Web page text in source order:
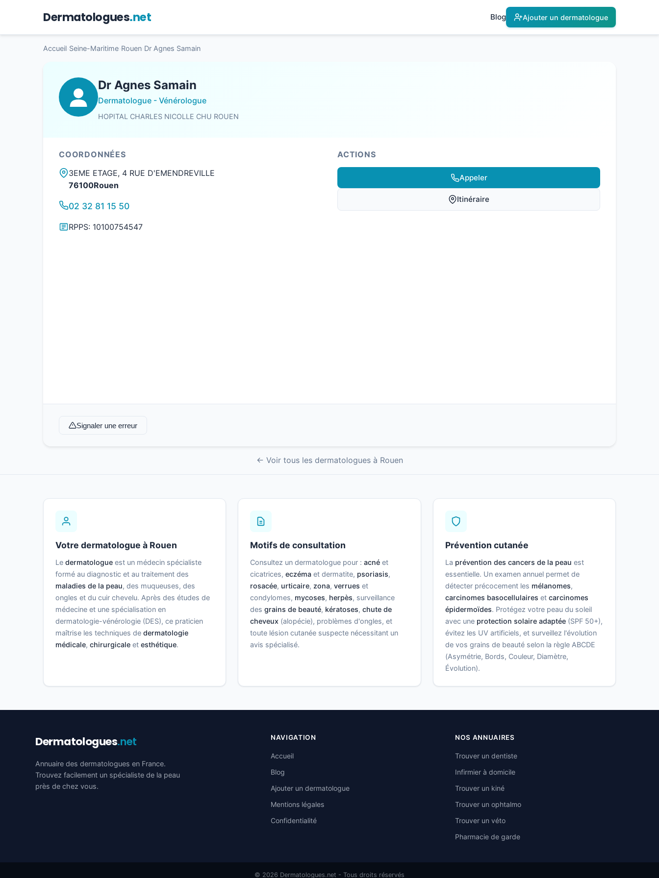
Dermatologues.net Blog Ajouter un dermatologue
Accueil Seine-Maritime Rouen Dr Agnes Samain
Dr Agnes Samain
Dermatologue - Vénérologue
HOPITAL CHARLES NICOLLE CHU ROUEN
COORDONNÉES
3EME ETAGE, 4 RUE D'EMENDREVILLE
76100Rouen
02 32 81 15 50
RPPS: 10100754547
ACTIONS
Appeler
Itinéraire
Signaler une erreur
← Voir tous les dermatologues à Rouen
Votre dermatologue à Rouen
Le dermatologue est un médecin spécialiste
formé au diagnostic et au traitement des
maladies de la peau, des muqueuses, des
ongles et du cuir chevelu. Après des études de
médecine et une spécialisation en
dermatologie-vénérologie (DES), ce praticien
maîtrise les techniques de dermatologie
médicale, chirurgicale et esthétique.
Motifs de consultation
Consultez un dermatologue pour :acné et
cicatrices,eczéma et dermatite, psoriasis,
rosacée, urticaire, zona,verrues et
condylomes, mycoses, herpès, surveillance
desgrains de beauté, kératoses,chute de
cheveux (alopécie), problèmes d'ongles, et
toute lésion cutanée suspecte nécessitant un
avis spécialisé.
Prévention cutanée
La prévention des cancers de la peau est
essentielle. Un examen annuel permet de
détecter précocement les mélanomes,
carcinomes basocellulaires et carcinomes
épidermoïdes. Protégez votre peau du soleil
avec une protection solaire adaptée(SPF 50+),
évitez les UV artificiels, et surveillez l'évolution
de vos grains de beauté selon la règle ABCDE
(Asymétrie, Bords, Couleur, Diamètre,
Évolution).
Dermatologues.net
Annuaire des dermatologues en France.
Trouvez facilement un spécialiste de la peau
près de chez vous.
NAVIGATION
Accueil
Blog
Ajouter un dermatologue
Mentions légales
Confidentialité
NOS ANNUAIRES
Trouver un dentiste
Infirmier à domicile
Trouver un kiné
Trouver un ophtalmo
Trouver un véto
Pharmacie de garde
© 2026 Dermatologues.net - Tous droits réservés